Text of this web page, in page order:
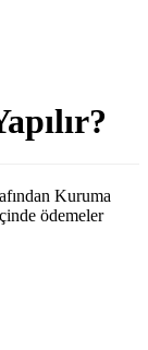
Kuruma
ödemeler